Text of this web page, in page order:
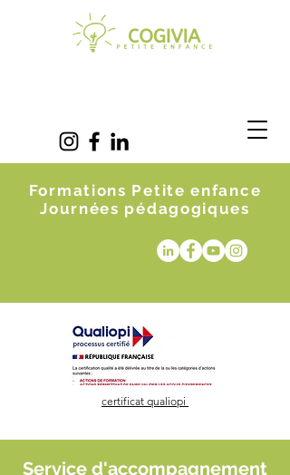
Formations Petite enfance
Journées pédagogiques
certificat qualiopi
Service d'accompagnement